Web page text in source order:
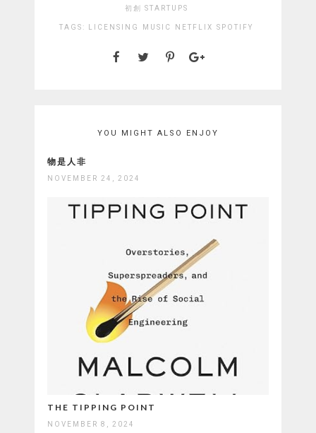
初創 STARTUPS
TAGS: LICENSING MUSIC NETFLIX SPOTIFY
YOU MIGHT ALSO ENJOY
物是人非
NOVEMBER 24, 2024
THE TIPPING POINT
NOVEMBER 8, 2024